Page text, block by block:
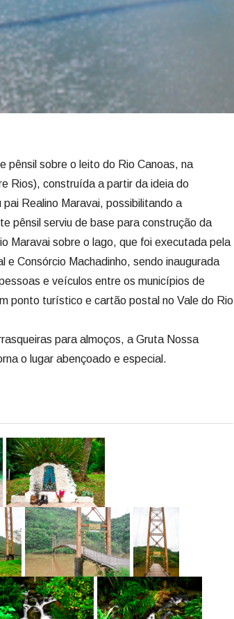
pênsil sobre o leito do Rio Canoas, na
Rios), construída a partir da ideia do
Realino Maravai, possibilitando a
pênsil serviu de base para construção da
Maravai sobre o lago, que foi executada pela
Consórcio Machadinho, sendo inaugurada
e veículos entre os municípios de
ponto turístico e cartão postal no Vale do Rio
para almoços, a Gruta Nossa
o lugar abençoado e especial.